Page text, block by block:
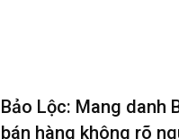
Bảo Lộc: Mang danh
bán hàng không rõ